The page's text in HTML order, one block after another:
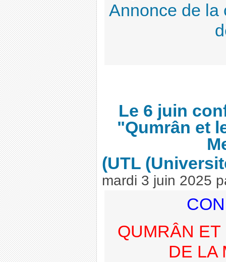
Annonce de la
Le 6 juin
"Qumrân et
(UTL
mardi 3 juin 2025
QUMRÂN
DE LA